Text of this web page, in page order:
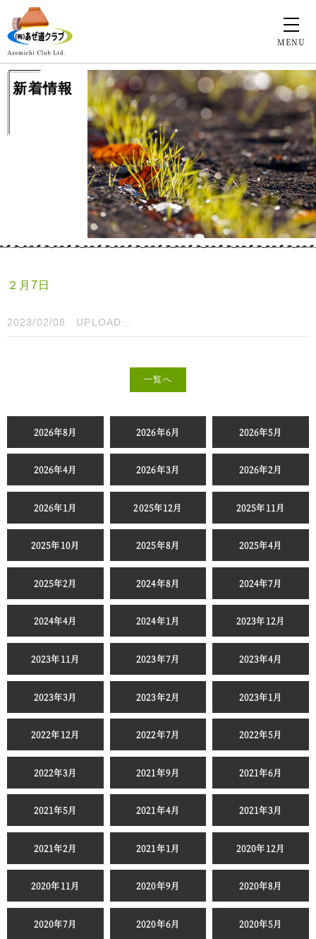
MENU
新着情報
２月7日
2023/02/08 UPLOAD...
一覧へ
2026年8月 2026年6月 2026年5月
2026年4月 2026年3月 2026年2月
2026年1月 2025年12月 2025年11月
2025年10月 2025年8月 2025年4月
2025年2月 2024年8月 2024年7月
2024年4月 2024年1月 2023年12月
2023年11月 2023年7月 2023年4月
2023年3月 2023年2月 2023年1月
2022年12月 2022年7月 2022年5月
2022年3月 2021年9月 2021年6月
2021年5月 2021年4月 2021年3月
2021年2月 2021年1月 2020年12月
2020年11月 2020年9月 2020年8月
2020年7月 2020年6月 2020年5月